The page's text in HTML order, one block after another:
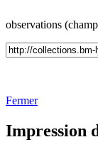
observations
Fermer
Impression